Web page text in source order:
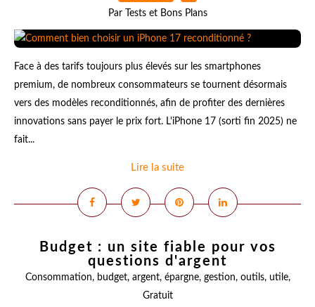
Par Tests et Bons Plans
Face à des tarifs toujours plus élevés sur les smartphones
premium, de nombreux consommateurs se tournent désormais
vers des modèles reconditionnés, afin de profiter des dernières
innovations sans payer le prix fort. L'iPhone 17 (sorti fin 2025) ne
fait...
Lire la suite
Budget : un site fiable pour vos
questions d'argent
Consommation, budget, argent, épargne, gestion, outils, utile,
Gratuit